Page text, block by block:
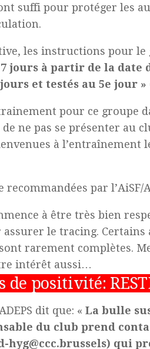
suffi pour protéger les
les instructions pour
jours à partir de la
et testés au 5e jour »
pour ce groupe
ne pas se présenter au
à l’entraînement
par l’AiSF/
à être très bien
le tracing.
rarement complètes.
intérêt aussi…
positivité:
dit que: « La bulle
du club prend
hyg@ccc.brussels) qui